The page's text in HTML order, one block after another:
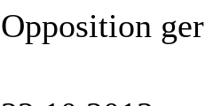
Opposition